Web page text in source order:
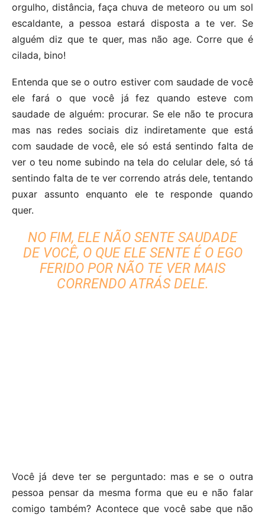
orgulho, distância, faça chuva de meteoro ou um sol
escaldante, a pessoa estará disposta a te ver. Se
alguém diz que te quer, mas não age. Corre que é
cilada, bino!
Entenda que se o outro estiver com saudade de você
ele fará o que você já fez quando esteve com
saudade de alguém: procurar. Se ele não te procura
mas nas redes sociais diz indiretamente que está
com saudade de você, ele só está sentindo falta de
ver o teu nome subindo na tela do celular dele, só tá
sentindo falta de te ver correndo atrás dele, tentando
puxar assunto enquanto ele te responde quando
quer.
NO FIM, ELE NÃO SENTE SAUDADE
DE VOCÊ, O QUE ELE SENTE É O EGO
FERIDO POR NÃO TE VER MAIS
CORRENDO ATRÁS DELE.
Você já deve ter se perguntado: mas e se o outra
pessoa pensar da mesma forma que eu e não falar
comigo também? Acontece que você sabe que não